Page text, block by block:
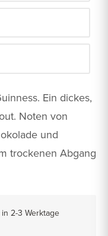
Ein dickes,
Noten von
und
trockenen Abgang
2-3 Werktage